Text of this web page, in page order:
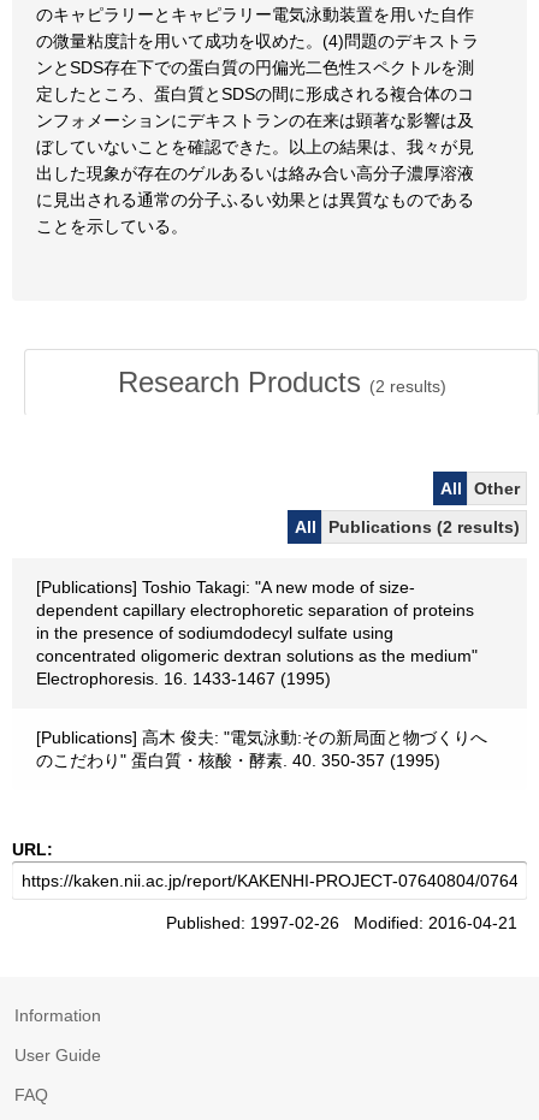
のキャピラリーとキャピラリー電気泳動装置を用いた自作
の微量粘度計を用いて成功を収めた。(4)問題のデキストラ
ンとSDS存在下での蛋白質の円偏光二色性スペクトルを測
定したところ、蛋白質とSDSの間に形成される複合体のコ
ンフォメーションにデキストランの在来は顕著な影響は及
ぼしていないことを確認できた。以上の結果は、我々が見
出した現象が存在のゲルあるいは絡み合い高分子濃厚溶液
に見出される通常の分子ふるい効果とは異質なものである
ことを示している。
Research Products (2 results)
All
Other
All
Publications (2 results)
[Publications] Toshio Takagi: "A new mode of size-
dependent capillary electrophoretic separation of proteins
in the presence of sodiumdodecyl sulfate using
concentrated oligomeric dextran solutions as the medium"
Electrophoresis. 16. 1433-1467 (1995)
[Publications] 高木 俊夫: "電気泳動:その新局面と物づくりへ
のこだわり" 蛋白質・核酸・酵素. 40. 350-357 (1995)
URL:
Published: 1997-02-26 Modified: 2016-04-21
Information
User Guide
FAQ